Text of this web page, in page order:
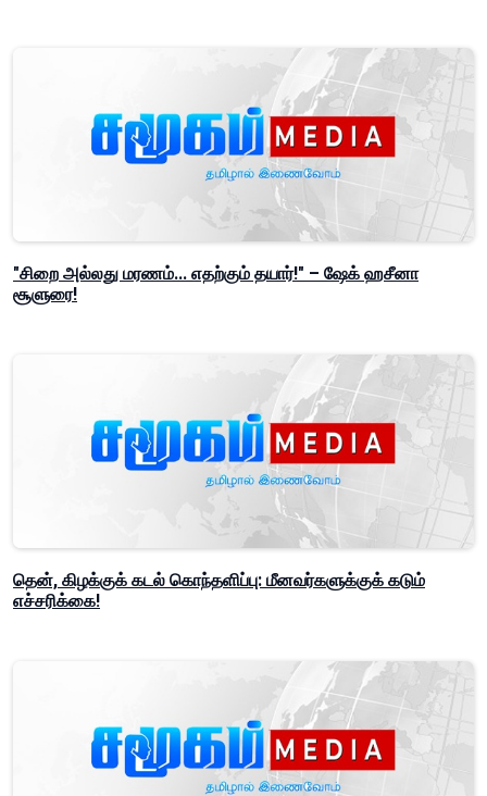
"சிறை அல்லது மரணம்... எதற்கும் தயார்!" – ஷேக் ஹசீனா
சூளுரை!
தென், கிழக்குக் கடல் கொந்தளிப்பு: மீனவர்களுக்குக் கடும்
எச்சரிக்கை!